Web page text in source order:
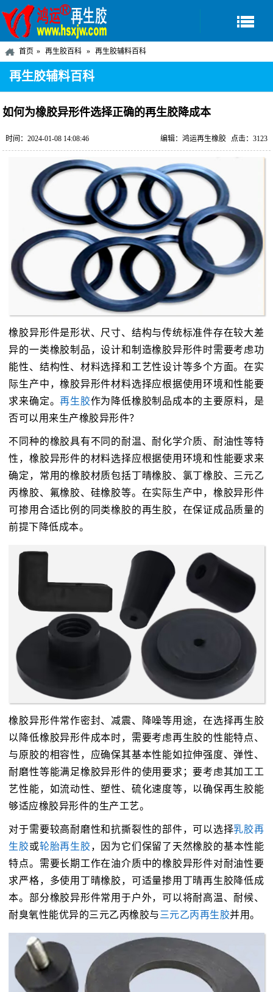
首页 再生胶百科 再生胶辅料百科
再生胶辅料百科
如何为橡胶异形件选择正确的再生胶降成本
时间：2024-01-08 14:08:46 点击：3123
编辑：鸿运再生橡胶
橡胶异形件是形状、尺寸、结构与传统标准件存在较大差
异的一类橡胶制品，设计和制造橡胶异形件时需要考虑功
能性、结构性、材料选择和工艺性设计等多个方面。在实
际生产中，橡胶异形件材料选择应根据使用环境和性能要
求来确定。再生胶作为降低橡胶制品成本的主要原料，是
否可以用来生产橡胶异形件？
不同种的橡胶具有不同的耐温、耐化学介质、耐油性等特
性，橡胶异形件的材料选择应根据使用环境和性能要求来
确定，常用的橡胶材质包括丁晴橡胶、氯丁橡胶、三元乙
丙橡胶、氟橡胶、硅橡胶等。在实际生产中，橡胶异形件
可掺用合适比例的同类橡胶的再生胶，在保证成品质量的
前提下降低成本。
橡胶异形件常作密封、减震、降噪等用途，在选择再生胶
以降低橡胶异形件成本时，需要考虑再生胶的性能特点、
与原胶的相容性，应确保其基本性能如拉伸强度、弹性、
耐磨性等能满足橡胶异形件的使用要求；要考虑其加工工
艺性能，如流动性、塑性、硫化速度等，以确保再生胶能
够适应橡胶异形件的生产工艺。
对于需要较高耐磨性和抗撕裂性的部件，可以选择乳胶再
生胶或轮胎再生胶，因为它们保留了天然橡胶的基本性能
特点。需要长期工作在油介质中的橡胶异形件对耐油性要
求严格，多使用丁晴橡胶，可适量掺用丁晴再生胶降低成
本。部分橡胶异形件常用于户外，可以将耐高温、耐候、
耐臭氧性能优异的三元乙丙橡胶与 三元乙丙再生胶并用。